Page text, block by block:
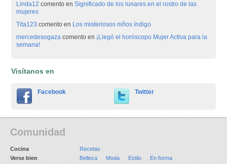
Linda12 comento enSignificado de los lunares en el rostro de las
mujeres
Tita123 comento en Los misteriosos niños índigo
mercedesogaza comento en ¡Llegó el horóscopo Mujer Activa para la
semana!
Visítanos en
Facebook Twitter
Comunidad
Cocina
Recetas
Verse bien
Belleza Moda Estilo En forma